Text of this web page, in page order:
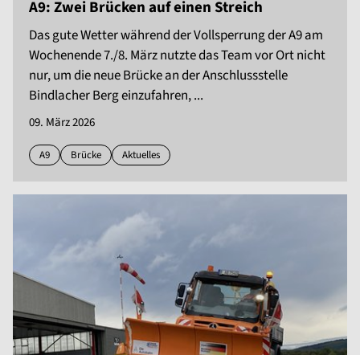
A9: Zwei Brücken auf einen Streich
Das gute Wetter während der Vollsperrung der A9 am
Wochenende 7./8. März nutzte das Team vor Ort nicht
nur, um die neue Brücke an der Anschlussstelle
Bindlacher Berg einzufahren, ...
09. März 2026
A9 Brücke Aktuelles